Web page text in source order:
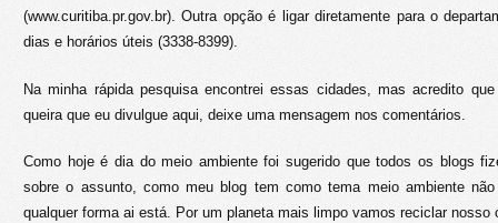
(www.curitiba.pr.gov.br). Outra opção é ligar diretamente para o
dias e horários úteis (3338-8399).
Na minha rápida pesquisa encontrei essas cidades, mas acredito
queira que eu divulgue aqui, deixe uma mensagem nos comentários.
Como hoje é dia do meio ambiente foi sugerido que todos os blogs
sobre o assunto, como meu blog tem como tema meio ambiente
qualquer forma ai está. Por um planeta mais limpo vamos reciclar nosso